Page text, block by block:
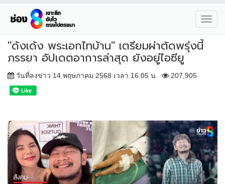
"ด้งเด้ง พระเอกไทบ้าน" เตรียมผ่าตัดพรุ่งนี้
ภรรยา อัปเดตอาการล่าสุด ยังอยู่ไอซียู
วันที่ลงข่าว 14 พฤษภาคม 2568 เวลา 16:05 น. 207,905